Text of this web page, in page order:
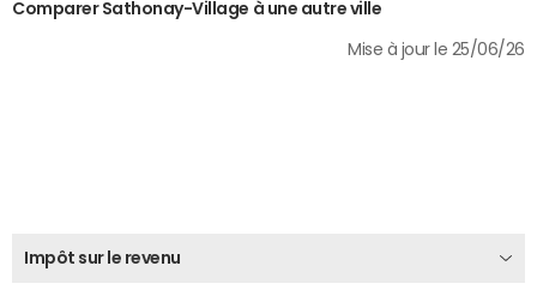
Comparer Sathonay-Village à une autre ville
Mise à jour le 25/06/26
Impôt sur le revenu